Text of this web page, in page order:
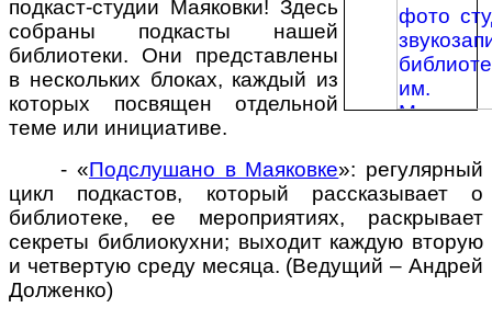
подкаст-студии Маяковки! Здесь
собраны подкасты нашей
библиотеки. Они представлены
в нескольких блоках, каждый из
которых посвящен отдельной
теме или инициативе.
- «Подслушано в Маяковке»: регулярный
цикл подкастов, который рассказывает о
библиотеке, ее мероприятиях, раскрывает
секреты библиокухни; выходит каждую вторую
и четвертую среду месяца. (Ведущий– Андрей
Долженко)